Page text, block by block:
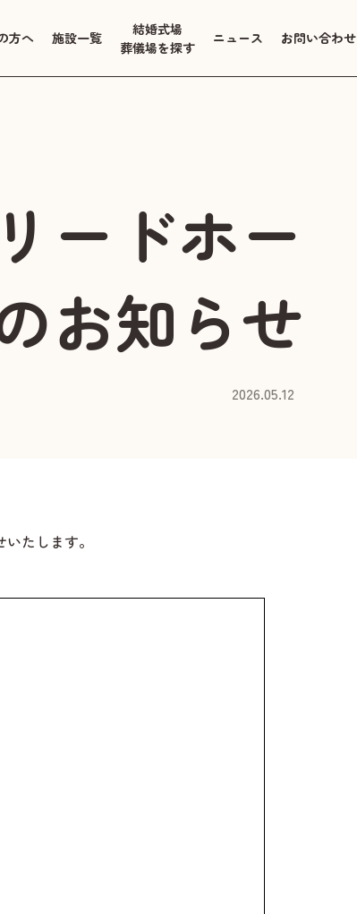
方へ 施設一覧
結婚式場
葬儀場を探す
ニュース お問い合わせ
ードホー
お知らせ
2026.05.12
たします。